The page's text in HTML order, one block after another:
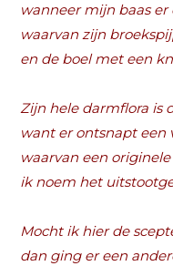
wanneer mijn baas
waarvan zijn
en de boel met een
Zijn hele darmflora is
want er ontsnapt een
waarvan een
ik noem het
Mocht ik hier de
dan ging er een